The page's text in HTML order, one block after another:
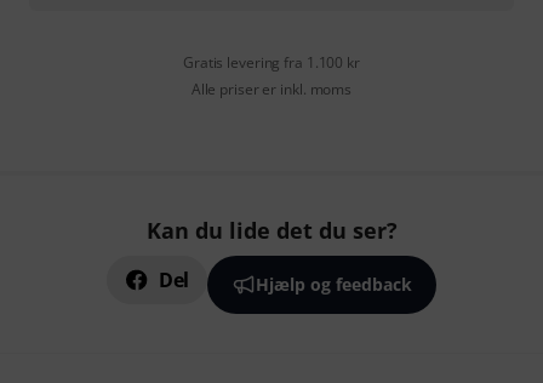
Gratis levering fra 1.100 kr
Alle priser er inkl. moms
Kan du lide det du ser?
Del Hjælp og feedback